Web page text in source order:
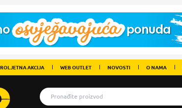
AKCIJA WEB OUTLET NOVOSTI O NAMA